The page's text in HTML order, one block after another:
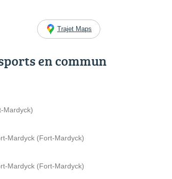
Trajet Maps
en commun
Mardyck)
Mardyck (Fort-Mardyck)
Mardyck (Fort-Mardyck)